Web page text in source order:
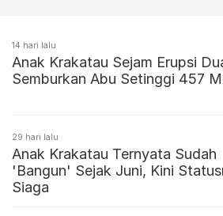
14 hari lalu
Anak Krakatau Sejam Erupsi
Semburkan Abu Setinggi 457
29 hari lalu
Anak Krakatau Ternyata Sudah
'Bangun' Sejak Juni, Kini
Siaga